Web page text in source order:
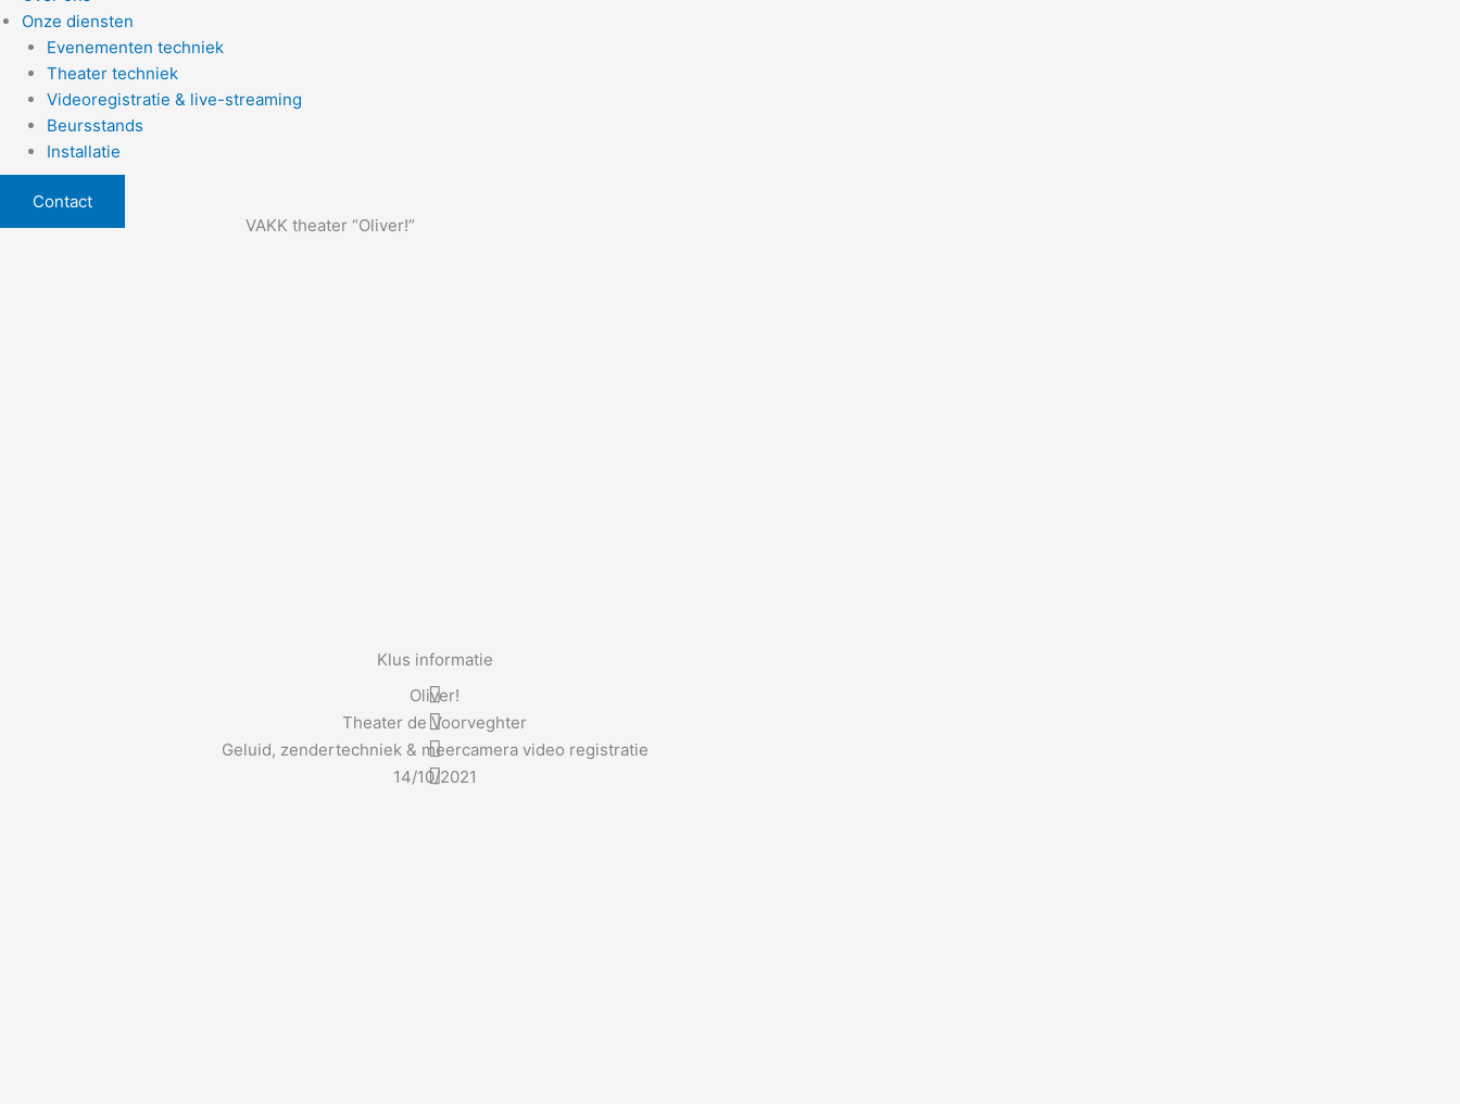
Onze diensten
Evenementen techniek
Theater techniek
Videoregistratie & live-streaming
Beursstands
Installatie
Contact
VAKK theater “Oliver!”
Klus informatie
Oliver!
Theater de Voorveghter
Geluid, zendertechniek & meercamera video registratie
14/10/2021